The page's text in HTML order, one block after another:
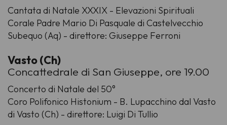
Cantata di Natale XXXIX - Elevazioni Spirituali
Corale Padre Mario Di Pasquale di Castelvecchio
Subequo (Aq) - direttore: Giuseppe Ferroni
Vasto (Ch)
Concattedrale di San Giuseppe, ore 19.00
Concerto di Natale del 50°
Coro Polifonico Histonium - B. Lupacchino dal Vasto
di Vasto (Ch) - direttore: Luigi Di Tullio